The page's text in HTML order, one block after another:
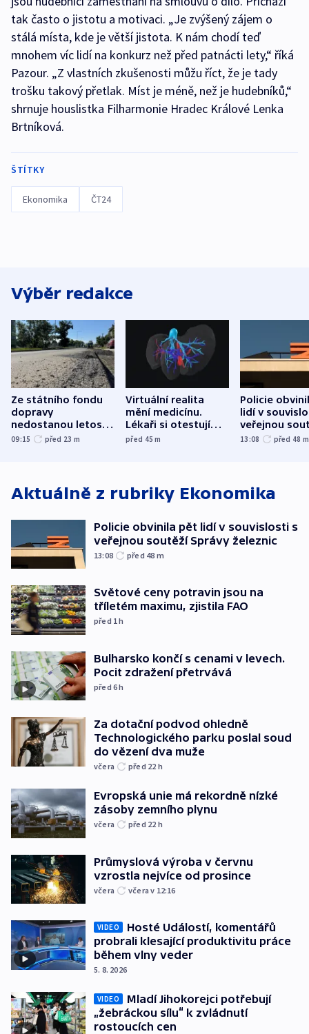
tak často o jistotu a motivaci. „Je zvýšený zájem o
stálá místa, kde je větší jistota. K nám chodí teď
mnohem víc lidí na konkurz než před patnácti lety,“ říká
Pazour. „Z vlastních zkušenosti můžu říct, že je tady
trošku takový přetlak. Míst je méně, než je hudebníků,“
shrnuje houslistka Filharmonie Hradec Králové Lenka
Brtníková.
ŠTÍTKY
Ekonomika ČT24
Výběr redakce
Ze státního fondu
dopravy
nedostanou letos
kraje na silnice ani
09:15 před 23 m
Virtuální realita
mění medicínu.
Lékaři si otestují
každý řez, říká
před 45m
Policie
lidí v
veřejnou
Správy
13:08 před 48 m
Aktuálně z rubriky Ekonomika
Policie obvinila pět lidí v souvislosti s
veřejnou soutěží Správy železnic
13:08 před 48 m
Světové ceny potravin jsou na
tříletém maximu, zjistila FAO
před 1h
Bulharsko končí s cenami v levech.
Pocit zdražení přetrvává
před 6h
Za dotační podvod ohledně
Technologického parku poslal soud
do vězení dva muže
včera před 22 h
Evropská unie má rekordně nízké
zásoby zemního plynu
včera před 22 h
Průmyslová výroba v červnu
vzrostla nejvíce od prosince
včera včera v 12:16
VIDEO
Hosté Událostí, komentářů
probrali klesající produktivitu práce
během vlny veder
5. 8. 2026
VIDEO
Mladí Jihokorejci potřebují
„žebráckou sílu“ k zvládnutí
rostoucích cen